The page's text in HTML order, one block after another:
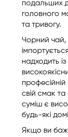
подальших
головного
та тривогу.
Чорний чай,
надходить
свій смак
суміш є
будь-які
Якщо ви